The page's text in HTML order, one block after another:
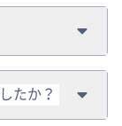
たか？